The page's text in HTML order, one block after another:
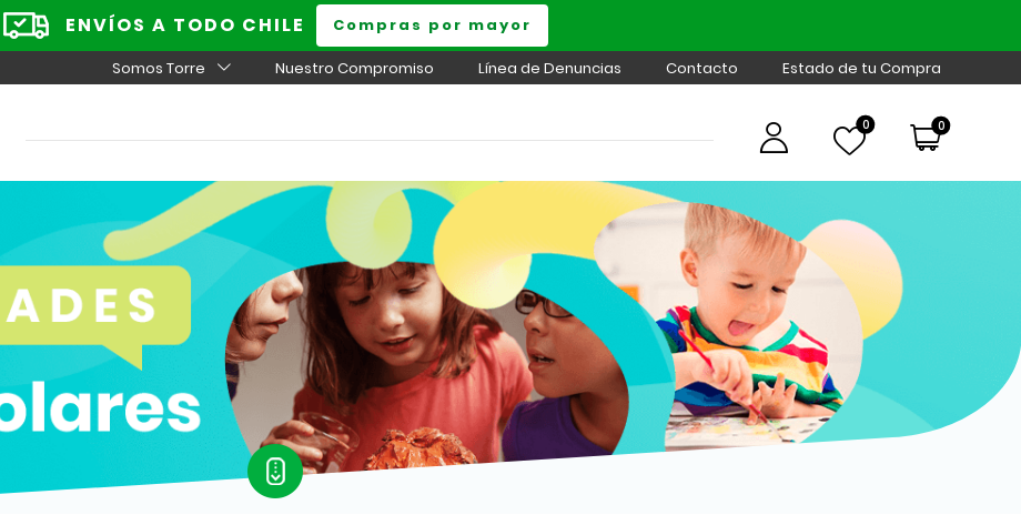
ENVÍOS A TODO CHILE Compras por mayor
Somos Torre Nuestro Compromiso Línea de Denuncias Contacto Estado de tu Compra
0 0